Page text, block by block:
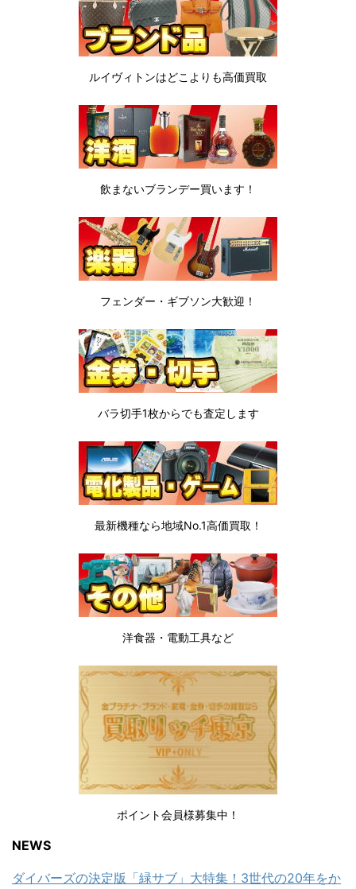
ルイヴィトンはどこよりも高価買取
飲まないブランデー買います！
フェンダー・ギブソン大歓迎！
バラ切手1枚からでも査定します
最新機種なら地域No.1高価買取！
洋食器・電動工具など
ポイント会員様募集中！
NEWS
ダイバーズの決定版「緑サブ」大特集！3世代の20年をか